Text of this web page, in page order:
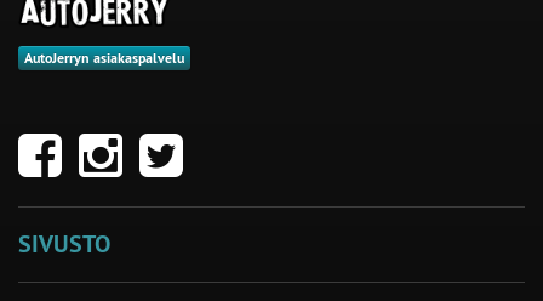
AutoJerryn asiakaspalvelu
SIVUSTO